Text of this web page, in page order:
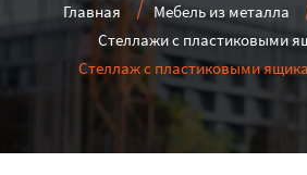
Главная Мебель из металла
Стеллажи с пластиковыми
Стеллаж с пластиковыми